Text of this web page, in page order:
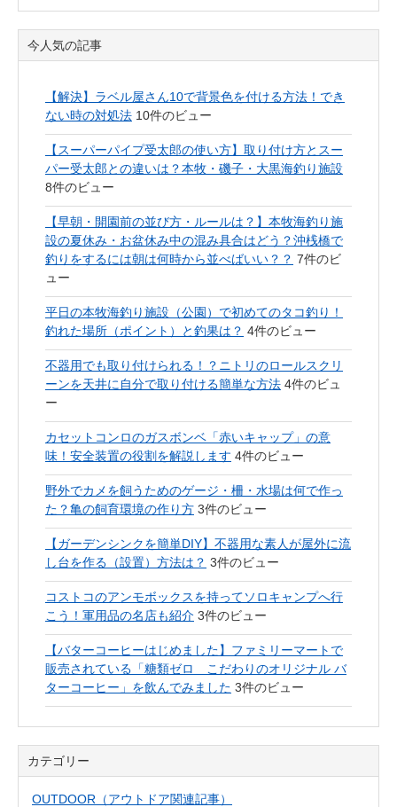
今人気の記事
【解決】ラベル屋さん10で背景色を付ける方法！でき
ない時の対処法 10件のビュー
【スーパーパイプ受太郎の使い方】取り付け方とスー
パー受太郎との違いは？本牧・磯子・大黒海釣り施設
8件のビュー
【早朝・開園前の並び方・ルールは？】本牧海釣り施
設の夏休み・お盆休み中の混み具合はどう？沖桟橋で
釣りをするには朝は何時から並べばいい？？ 7件のビ
ュー
平日の本牧海釣り施設（公園）で初めてのタコ釣り！
釣れた場所（ポイント）と釣果は？ 4件のビュー
不器用でも取り付けられる！？ニトリのロールスクリ
ーンを天井に自分で取り付ける簡単な方法 4件のビュ
ー
カセットコンロのガスボンベ「赤いキャップ」の意
味！安全装置の役割を解説します 4件のビュー
野外でカメを飼うためのゲージ・柵・水場は何で作っ
た？亀の飼育環境の作り方 3件のビュー
【ガーデンシンクを簡単DIY】不器用な素人が屋外に流
し台を作る（設置）方法は？ 3件のビュー
コストコのアンモボックスを持ってソロキャンプへ行
こう！軍用品の名店も紹介 3件のビュー
【バターコーヒーはじめました】ファミリーマートで
販売されている「糖類ゼロ こだわりのオリジナル バ
ターコーヒー」を飲んでみました 3件のビュー
カテゴリー
OUTDOOR（アウトドア関連記事）